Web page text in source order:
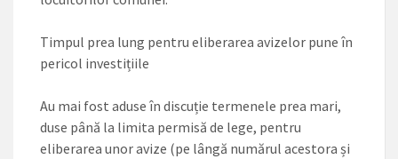
Timpul prea lung pentru eliberarea avizelor pune în
pericol investițiile
Au mai fost aduse în discuție termenele prea mari,
duse până la limita permisă de lege, pentru
eliberarea unor avize (pe lângă numărul acestora și